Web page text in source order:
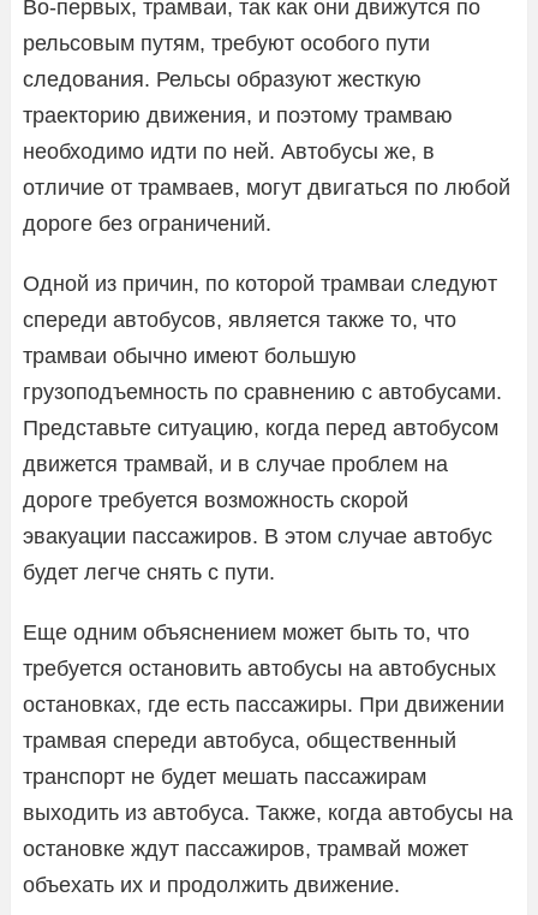
Во-первых, трамваи, так как они движутся по
рельсовым путям, требуют особого пути
следования. Рельсы образуют жесткую
траекторию движения, и поэтому трамваю
необходимо идти по ней. Автобусы же, в
отличие от трамваев, могут двигаться по любой
дороге без ограничений.
Одной из причин, по которой трамваи следуют
спереди автобусов, является также то, что
трамваи обычно имеют большую
грузоподъемность по сравнению с автобусами.
Представьте ситуацию, когда перед автобусом
движется трамвай, и в случае проблем на
дороге требуется возможность скорой
эвакуации пассажиров. В этом случае автобус
будет легче снять с пути.
Еще одним объяснением может быть то, что
требуется остановить автобусы на автобусных
остановках, где есть пассажиры. При движении
трамвая спереди автобуса, общественный
транспорт не будет мешать пассажирам
выходить из автобуса. Также, когда автобусы на
остановке ждут пассажиров, трамвай может
объехать их и продолжить движение.